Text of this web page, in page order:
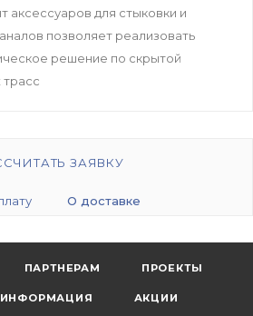
аксессуаров для стыковки и
позволяет реализовать
решение по скрытой
трасс
ЗАЯВКУ
О доставке
ПАРТНЕРАМ ПРОЕКТЫ
ИНФОРМАЦИЯ АКЦИИ